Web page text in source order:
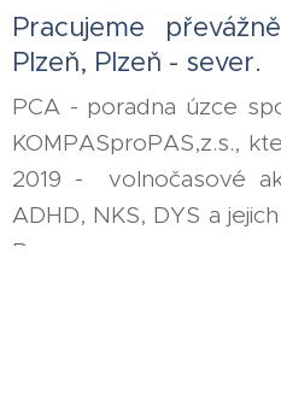
Pracujeme
Plzeň, Plzeň - sever.
PCA - poradna úzce
KOMPASproPAS,z.s.,
2019 - volnočasové
ADHD, NKS, DYS a
Praze.